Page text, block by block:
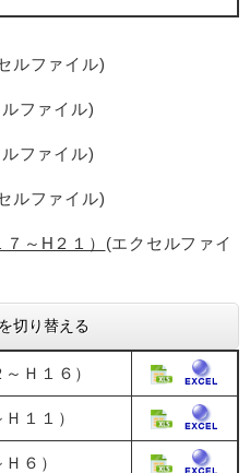
ルファイル)
ファイル)
ファイル)
ルファイル)
～H２１） (エクセルファイ
切り替える
Ｈ１６）
１１）
６）